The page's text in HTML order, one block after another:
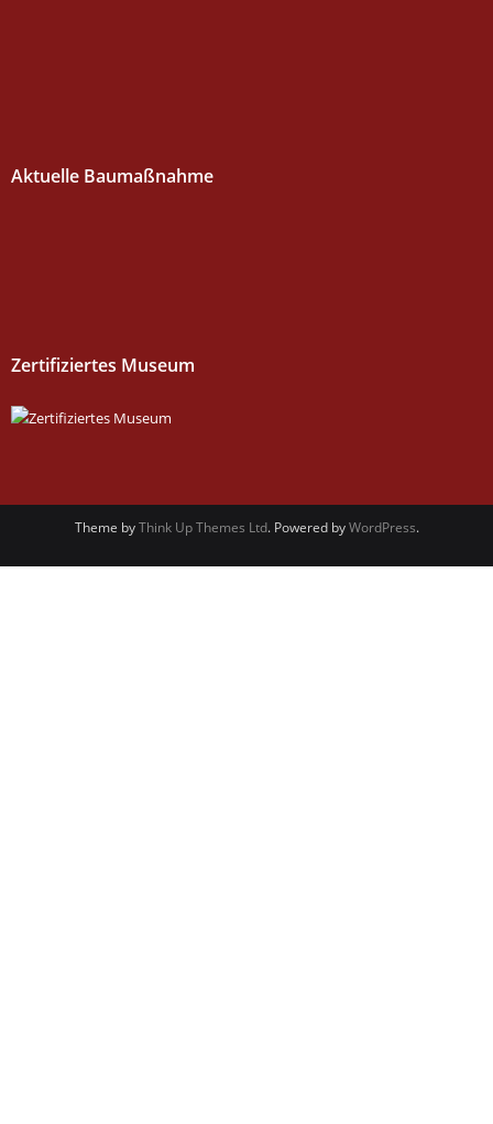
Aktuelle Baumaßnahme
Zertifiziertes Museum
Theme byThink Up Themes Ltd. Powered byWordPress.